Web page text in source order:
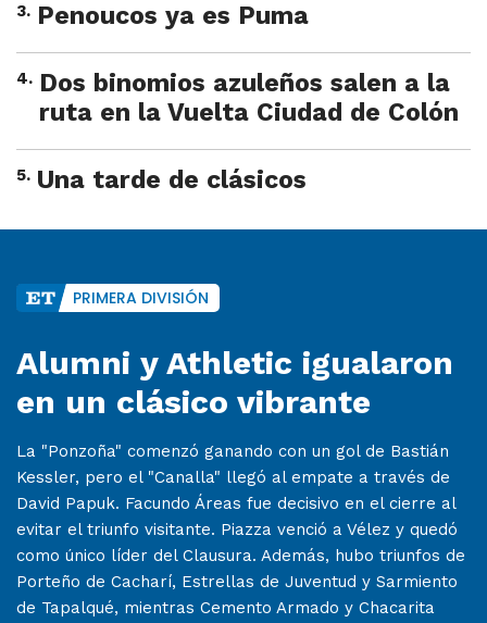
3. Penoucos ya es Puma
4. Dos binomios azuleños salen a la
ruta en la Vuelta Ciudad de Colón
5. Una tarde de clásicos
PRIMERA DIVISIÓN
Alumni y Athletic igualaron
en un clásico vibrante
La "Ponzoña" comenzó ganando con un gol de Bastián
Kessler, pero el "Canalla" llegó al empate a través de
David Papuk. Facundo Áreas fue decisivo en el cierre al
evitar el triunfo visitante. Piazza venció a Vélez y quedó
como único líder del Clausura. Además, hubo triunfos de
Porteño de Cacharí, Estrellas de Juventud y Sarmiento
de Tapalqué, mientras Cemento Armado y Chacarita